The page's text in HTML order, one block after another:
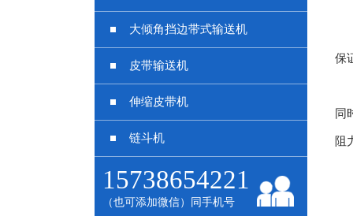
大倾角挡边带式输送机
皮带输送机
伸缩皮带机
链斗机
15738654221
（也可添加微信）同手机号
保
同
阻